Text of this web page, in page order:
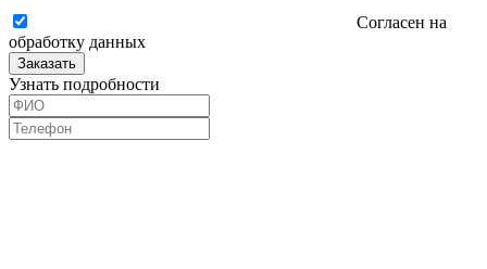
Согласен на
обработку данных
Заказать
Узнать подробности